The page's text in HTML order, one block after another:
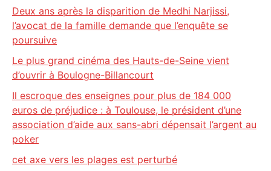
Deux ans après la disparition de Medhi Narjissi,
l’avocat de la famille demande que l’enquête se
poursuive
Le plus grand cinéma des Hauts-de-Seine vient
d’ouvrir à Boulogne-Billancourt
Il escroque des enseignes pour plus de 184 000
euros de préjudice : à Toulouse, le président d’une
association d’aide aux sans-abri dépensait l’argent au
poker
cet axe vers les plages est perturbé